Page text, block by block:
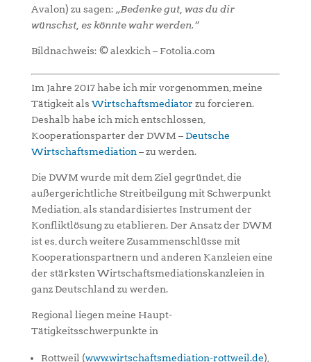
Avalon) zu sagen: „Bedenke gut, was du dir
wünschst, es könnte wahr werden.“
Bildnachweis: © alexkich – Fotolia.com
Im Jahre 2017 habe ich mir vorgenommen, meine
Tätigkeit alsWirtschaftsmediator zu forcieren.
Deshalb habe ich mich entschlossen,
Kooperationsparter der DWM – Deutsche
Wirtschaftsmediation– zu werden.
Die DWM wurde mit dem Ziel gegründet, die
außergerichtliche Streitbeilgung mit Schwerpunkt
Mediation, als standardisiertes Instrument der
Konfliktlösung zu etablieren. Der Ansatz der DWM
ist es, durch weitere Zusammenschlüsse mit
Kooperationspartnern und anderen Kanzleien eine
der stärksten Wirtschaftsmediationskanzleien in
ganz Deutschland zu werden.
Regional liegen meine Haupt-
Tätigkeitsschwerpunkte in
Rottweil (www.wirtschaftsmediation-rottweil.de),